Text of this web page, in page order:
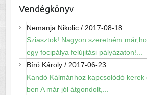
Vendégkönyv
Nemanja Nikolic/ 2017-08-18
Sziasztok! Nagyon szeretném
egy focipálya felújitási pályázaton!...
Bíró Károly/ 2017-06-23
Kandó Kálmánhoz kapcsolódó
ben A már jól átgondolt,...